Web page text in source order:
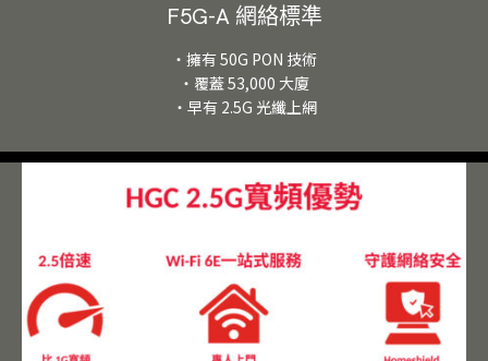
F5G-A 網絡標準
・擁有 50G PON 技術
・覆蓋 53,000 大廈
・早有 2.5G 光纖上網